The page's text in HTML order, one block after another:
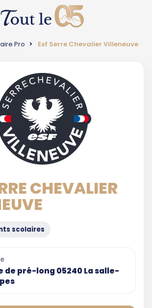
Pro Esf Serre Chevalier Villeneuve
CHEVALIER
scolaires
de pré-long 05240 La salle-